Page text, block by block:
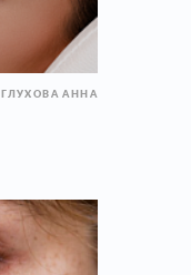
ГЛУХОВА АННА